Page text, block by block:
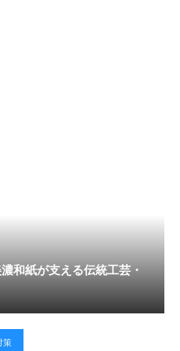
和紙が支える伝統工芸・
策